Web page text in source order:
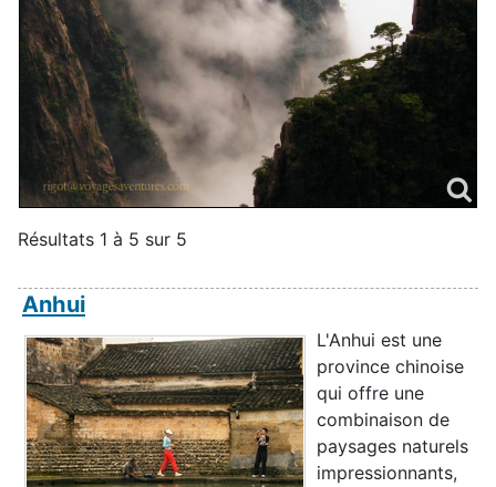
Résultats 1 à 5 sur 5
Anhui
L'Anhui est une
province chinoise
qui offre une
combinaison de
paysages naturels
impressionnants,